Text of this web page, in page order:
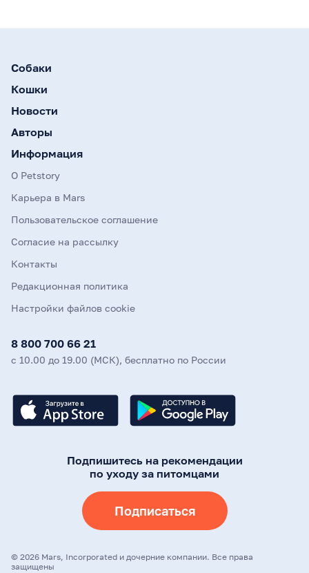
Собаки
Кошки
Новости
Авторы
Информация
О Petstory
Карьера в Mars
Пользовательское соглашение
Согласие на рассылку
Контакты
Редакционная политика
Настройки файлов cookie
8 800 700 66 21
с 10.00 до 19.00 (МСК), бесплатно по России
Подпишитесь на рекомендации
по уходу за питомцами
Подписаться
© 2026 Mars, Incorporated и дочерние компании. Все права
защищены